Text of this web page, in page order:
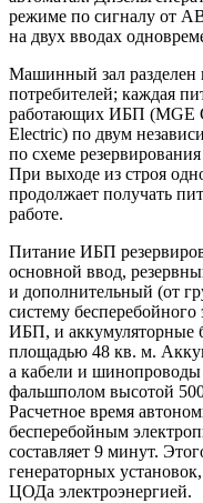
режиме по сигналу от
на двух вводах
Машинный зал разделен
потребителей; каждая
работающих ИБП (MGE
Electric) по двум
по схеме
При выходе из строя
продолжает получать
работе.
Питание ИБП
основной ввод,
и дополнительный (от
систему
ИБП, и аккумуляторные
площадью 48 кв. м.
а кабели и
фальшполом высотой
Расчетное время
бесперебойным
составляет 9 минут.
генераторных
ЦОДа электроэнергией.